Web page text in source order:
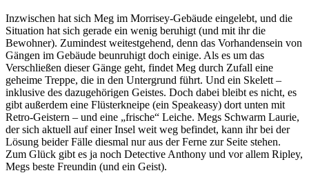
Inzwischen hat sich Meg im Morrisey-Gebäude eingelebt, und die
Situation hat sich gerade ein wenig beruhigt (und mit ihr die
Bewohner). Zumindest weitestgehend, denn das Vorhandensein von
Gängen im Gebäude beunruhigt doch einige. Als es um das
Verschließen dieser Gänge geht, findet Meg durch Zufall eine
geheime Treppe, die in den Untergrund führt. Und ein Skelett –
inklusive des dazugehörigen Geistes. Doch dabei bleibt es nicht, es
gibt außerdem eine Flüsterkneipe (ein Speakeasy) dort unten mit
Retro-Geistern – und eine „frische“ Leiche. Megs Schwarm Laurie,
der sich aktuell auf einer Insel weit weg befindet, kann ihr bei der
Lösung beider Fälle diesmal nur aus der Ferne zur Seite stehen.
Zum Glück gibt es ja noch Detective Anthony und vor allem Ripley,
Megs beste Freundin (und ein Geist).